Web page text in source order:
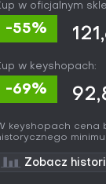
w oficjalnym
-55%
w keyshopach:
-69%
keyshopach cena
Zobacz